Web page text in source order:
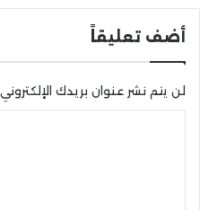
أضف تعليقاً
لن يتم نشر عنوان بريدك الإلكتروني.